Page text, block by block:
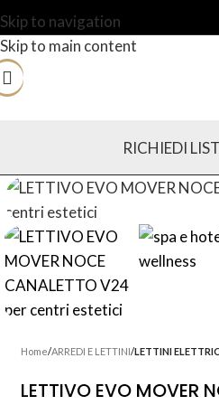
Skip to navigation
Skip to main content
RICHIEDI
Home ARREDI E LETTINI LETTINI
LETTIVO EVO MOVER